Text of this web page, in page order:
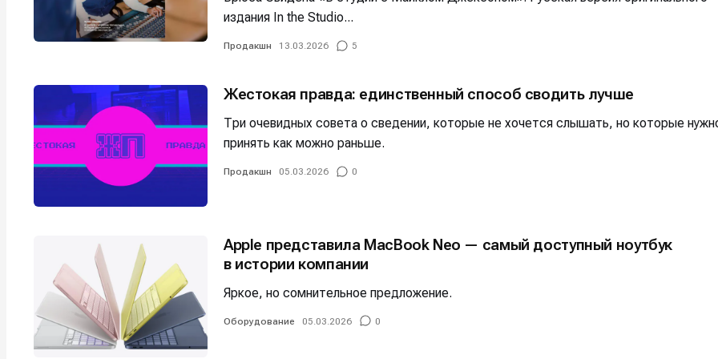
издания In the Studio...
Продакшн 13.03.2026 5
Жестокая правда: единственный способ сводить лучше
Три очевидных совета о сведении, которые не хочется слышать, но которые
принять как можно раньше.
Продакшн 05.03.2026 0
Apple представила MacBook Neo — самый доступный ноутбук
в истории компании
Яркое, но сомнительное предложение.
Оборудование 05.03.2026 0